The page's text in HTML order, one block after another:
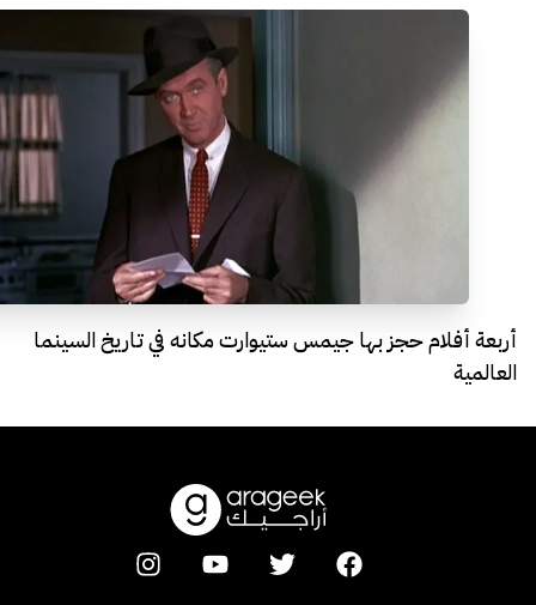
أربعة أفلام حجز بها جيمس ستيوارت مكانه في تاريخ السينما
العالمية